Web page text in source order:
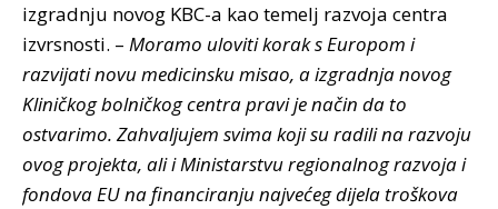
izgradnju novog KBC-a kao temelj razvoja centra
izvrsnosti. – Moramo uloviti korak s Europom i
razvijati novu medicinsku misao, a izgradnja novog
Kliničkog bolničkog centra pravi je način da to
ostvarimo. Zahvaljujem svima koji su radili na razvoju
ovog projekta, ali i Ministarstvu regionalnog razvoja i
fondova EU na financiranju najvećeg dijela troškova